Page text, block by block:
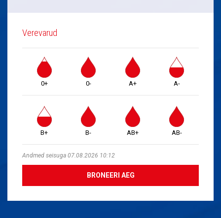
Verevarud
0+ 0- A+ A-
B+ B- AB+ AB-
Andmed seisuga 07.08.2026 10:12
BRONEERI AEG